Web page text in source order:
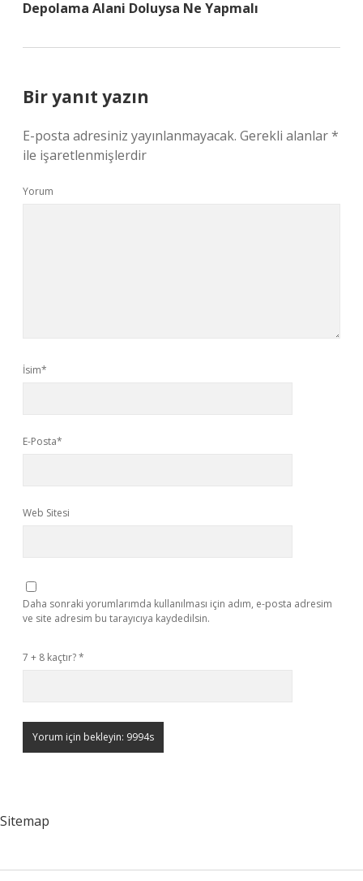
Depolama Alani Doluysa Ne Yapmalı
Bir yanıt yazın
E-posta adresiniz yayınlanmayacak. Gerekli alanlar*
ile işaretlenmişlerdir
Yorum
İsim*
E-Posta*
Web Sitesi
Daha sonraki yorumlarımda kullanılması için adım, e-posta adresim
ve site adresim bu tarayıcıya kaydedilsin.
7 + 8 kaçtır?*
Sitemap